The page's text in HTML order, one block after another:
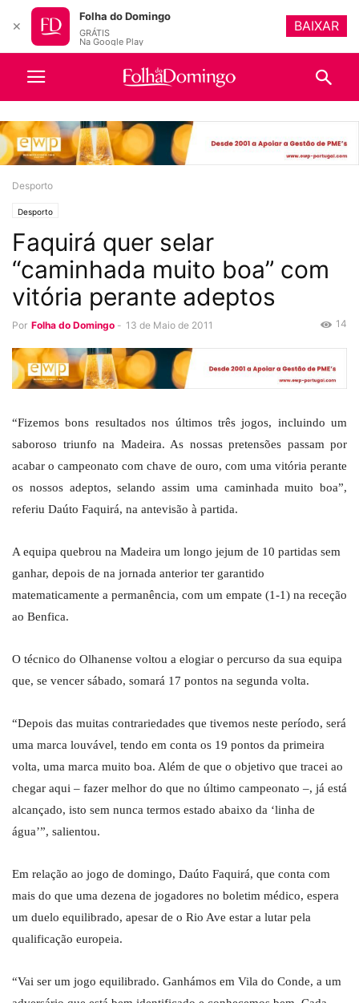
Desporto
Desporto
Faquirá quer selar
“caminhada muito boa” com
vitória perante adeptos
Por Folha do Domingo - 13 de Maio de 2011 14
“Fizemos bons resultados nos últimos três jogos, incluindo um
saboroso triunfo na Madeira. As nossas pretensões passam por
acabar o campeonato com chave de ouro, com uma vitória perante
os nossos adeptos, selando assim uma caminhada muito boa”,
referiu Daúto Faquirá, na antevisão à partida.
A equipa quebrou na Madeira um longo jejum de 10 partidas sem
ganhar, depois de na jornada anterior ter garantido
matematicamente a permanência, com um empate (1-1) na receção
ao Benfica.
O técnico do Olhanense voltou a elogiar o percurso da sua equipa
que, se vencer sábado, somará 17 pontos na segunda volta.
“Depois das muitas contrariedades que tivemos neste período, será
uma marca louvável, tendo em conta os 19 pontos da primeira
volta, uma marca muito boa. Além de que o objetivo que tracei ao
chegar aqui – fazer melhor do que no último campeonato –, já está
alcançado, isto sem nunca termos estado abaixo da ‘linha de
água’”, salientou.
Em relação ao jogo de domingo, Daúto Faquirá, que conta com
mais do que uma dezena de jogadores no boletim médico, espera
um duelo equilibrado, apesar de o Rio Ave estar a lutar pela
qualificação europeia.
“Vai ser um jogo equilibrado. Ganhámos em Vila do Conde, a um
✕
Folha do Domingo
GRÁTIS
Na Google Play
BAIXAR